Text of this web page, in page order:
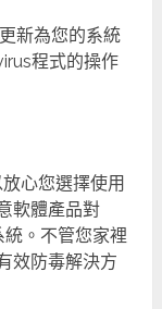
新為您的系統
程式的操作
心您選擇使用
軟體產品對
。不管您家裡
效防毒解決方